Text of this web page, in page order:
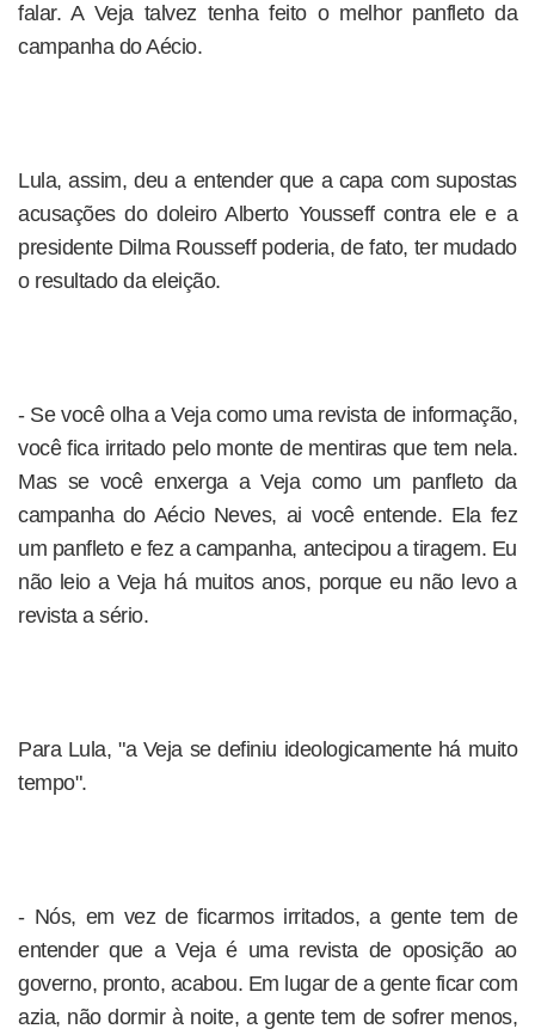
falar. A Veja talvez tenha feito o melhor panfleto da
campanha do Aécio.
Lula, assim, deu a entender que a capa com supostas
acusações do doleiro Alberto Yousseff contra ele e a
presidente Dilma Rousseff poderia, de fato, ter mudado
o resultado da eleição.
- Se você olha a Veja como uma revista de informação,
você fica irritado pelo monte de mentiras que tem nela.
Mas se você enxerga a Veja como um panfleto da
campanha do Aécio Neves, ai você entende. Ela fez
um panfleto e fez a campanha, antecipou a tiragem. Eu
não leio a Veja há muitos anos, porque eu não levo a
revista a sério.
Para Lula, "a Veja se definiu ideologicamente há muito
tempo".
- Nós, em vez de ficarmos irritados, a gente tem de
entender que a Veja é uma revista de oposição ao
governo, pronto, acabou. Em lugar de a gente ficar com
azia, não dormir à noite, a gente tem de sofrer menos,